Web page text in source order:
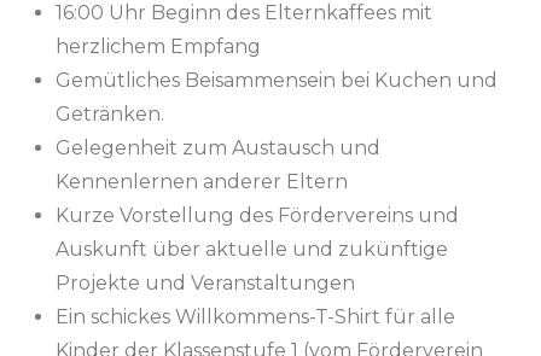
16:00 Uhr Beginn des Elternkaffees mit
herzlichem Empfang
Gemütliches Beisammensein bei Kuchen und
Getränken.
Gelegenheit zum Austausch und
Kennenlernen anderer Eltern
Kurze Vorstellung des Fördervereins und
Auskunft über aktuelle und zukünftige
Projekte und Veranstaltungen
Ein schickes Willkommens-T-Shirt für alle
Kinder der Klassenstufe 1 (vom Förderverein